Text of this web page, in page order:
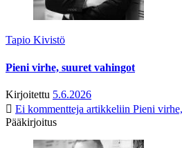
Tapio Kivistö
Pieni virhe, suuret vahingot
Kirjoitettu 5.6.2026
Ei kommentteja artikkeliin Pieni
Pääkirjoitus